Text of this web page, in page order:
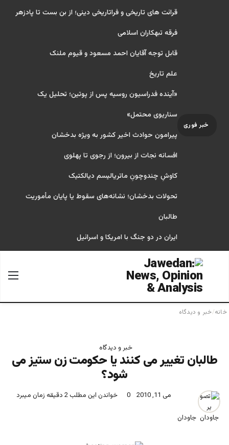
خبر فوری
قرائت های تاریخی و فراتاریخی دینی؛ از بن بست تا پادزهر
فرقه تبهکاران اسلامی
قابل توجه آقایان احمد مسعود و قیوم ملنک
علم تاریخ
«آینده فدراسیون روسیه پس از پوتین؛ تحلیل یک
سناریوی محتمل»
پیرامون حوادث اخیر کشور به ویژه بدخشان
افسانه نجات از بیرون؛ از رجوی تا پهلوی
کاوشِ چندو‌چونِ ماتریالیسم دیالکتیک
تحولات بدخشان؛ نشانه‌های سقوط یا پایان مأموریت
طالبان
ایران در دو جنگ با امریکا و اسرائیل
جستجو برای
خانه/خبر و دیدگاه
خبر و دیدگاه
طالبان تغییر می کنند یا حکومت زن ستیز می
شود؟
جاودان
می 11, 2010 0 خواندن این مطلب 2 دقیقه زمان میبرد